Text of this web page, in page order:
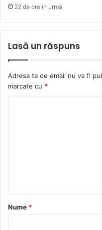
22 de ore în urmă
Lasă un răspuns
Adresa ta de email nu va fi
marcate cu *
a
r
Nume *